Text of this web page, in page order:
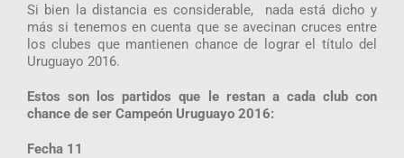
Si bien la distancia es considerable, nada está dicho y
más si tenemos en cuenta que se avecinan cruces entre
los clubes que mantienen chance de lograr el título del
Uruguayo 2016.
Estos son los partidos que le restan a cada club con
chance de ser Campeón Uruguayo 2016:
Fecha 11